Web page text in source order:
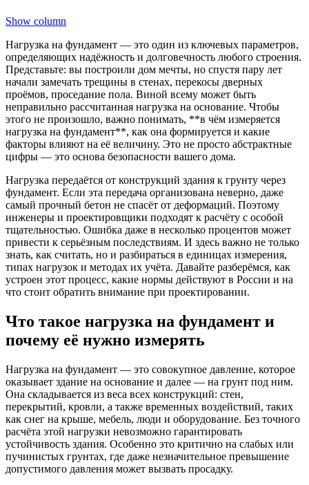
Show column
Нагрузка на фундамент — это один из ключевых параметров,
определяющих надёжность и долговечность любого строения.
Представьте: вы построили дом мечты, но спустя пару лет
начали замечать трещины в стенах, перекосы дверных
проёмов, проседание пола. Виной всему может быть
неправильно рассчитанная нагрузка на основание. Чтобы
этого не произошло, важно понимать, **в чём измеряется
нагрузка на фундамент**, как она формируется и какие
факторы влияют на её величину. Это не просто абстрактные
цифры — это основа безопасности вашего дома.
Нагрузка передаётся от конструкций здания к грунту через
фундамент. Если эта передача организована неверно, даже
самый прочный бетон не спасёт от деформаций. Поэтому
инженеры и проектировщики подходят к расчёту с особой
тщательностью. Ошибка даже в несколько процентов может
привести к серьёзным последствиям. И здесь важно не только
знать, как считать, но и разбираться в единицах измерения,
типах нагрузок и методах их учёта. Давайте разберёмся, как
устроен этот процесс, какие нормы действуют в России и на
что стоит обратить внимание при проектировании.
Что такое нагрузка на фундамент и
почему её нужно измерять
Нагрузка на фундамент — это совокупное давление, которое
оказывает здание на основание и далее — на грунт под ним.
Она складывается из веса всех конструкций: стен,
перекрытий, кровли, а также временных воздействий, таких
как снег на крыше, мебель, люди и оборудование. Без точного
расчёта этой нагрузки невозможно гарантировать
устойчивость здания. Особенно это критично на слабых или
пучинистых грунтах, где даже незначительное превышение
допустимого давления может вызвать просадку.